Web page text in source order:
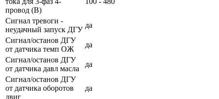
провод (В)
Сигнал тревоги -
неудачный запуск ДГУ
да
Сигнал/останов ДГУ
от датчика темп ОЖ
да
Сигнал/останов ДГУ
от датчика давл масла
да
Сигнал/останов ДГУ
от датчика оборотов
двиг
да